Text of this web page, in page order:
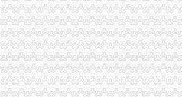
免费注册-JiaThis
【免费注册商标注册商标免费咨询】-省内其它易登网
免费注册QQ微信号—申请QQ号免费
北京个人免费注册简历信息--北京人才热线
等等免费注册商标商标v公司阿的【今日推荐网】
免费注册玩游戏每个3.5元_任务威客网_劳务
免费代注册
免费注册目标通行证|免费注册目标一号通